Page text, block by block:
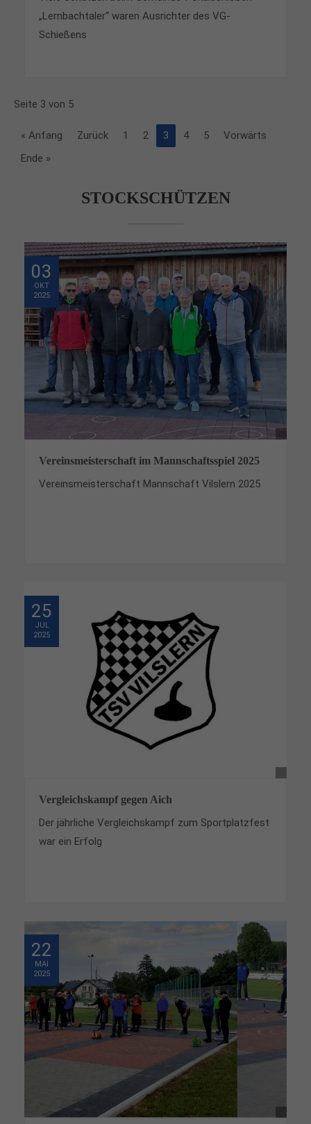
„Lernbachtaler“ waren Ausrichter des VG-
Schießens
Seite 3 von 5
« Anfang Zurück 1 2 3 4 5
Vorwärts
Ende »
STOCKSCHÜTZEN
03
OKT
2025
Vereinsmeisterschaft im Mannschaftsspiel 2025
Vereinsmeisterschaft Mannschaft Vilslern 2025
25
JUL
2025
Vergleichskampf gegen Aich
Der jährliche Vergleichskampf zum Sportplatzfest
war ein Erfolg
22
MAI
2025